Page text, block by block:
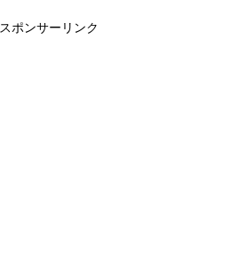
スポンサーリンク